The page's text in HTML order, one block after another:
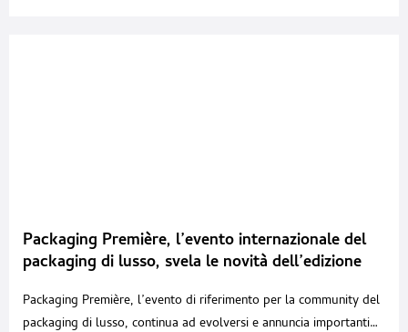
Packaging Première, l’evento internazionale del
packaging di lusso, svela le novità dell’edizione
Packaging Première, l’evento di riferimento per la community del
packaging di lusso, continua ad evolversi e annuncia importanti